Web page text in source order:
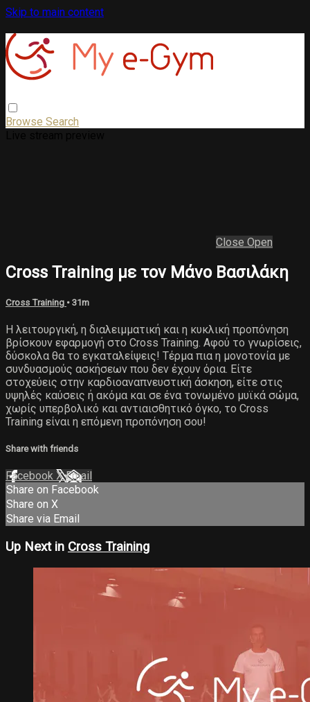
Skip to main content
Browse Search
Close Open
Cross Training με τον Μάνο Βασιλάκη
Cross Training • 31m
Η λειτουργική, η διαλειμματική και η κυκλική προπόνηση
βρίσκουν εφαρμογή στο Cross Training. Αφού το γνωρίσεις,
δύσκολα θα το εγκαταλείψεις! Τέρμα πια η μονοτονία με
συνδυασμούς ασκήσεων που δεν έχουν όρια. Είτε
στοχεύεις στην καρδιοαναπνευστική άσκηση, είτε στις
υψηλές καύσεις ή ακόμα και σε ένα τονωμένο μυϊκά σώμα,
χωρίς υπερβολικό και αντιαισθητικό όγκο, το Cross
Training είναι η επόμενη προπόνηση σου!
Share with friends
Facebook XEmail
Share on Facebook
Share on X
Share via Email
Up Next in Cross Training